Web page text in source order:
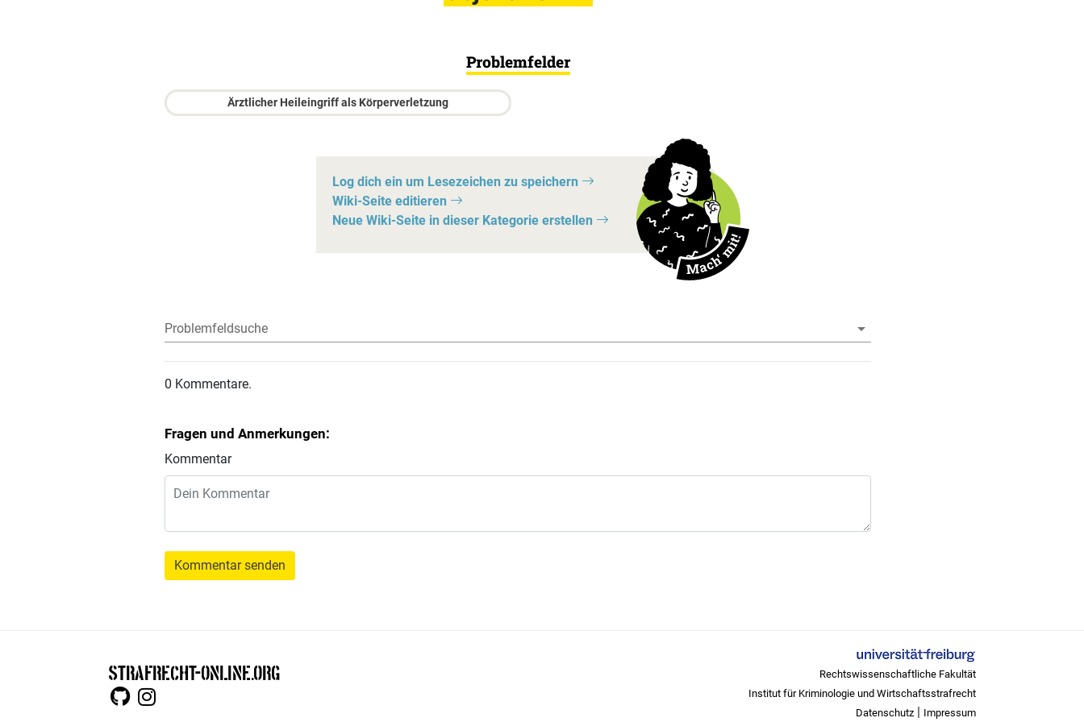
Problemfelder
Ärztlicher Heileingriff als Körperverletzung
Log dich ein um Lesezeichen zu speichern
Wiki-Seite editieren
Neue Wiki-Seite in dieser Kategorie erstellen
Problemfeldsuche
0 Kommentare.
Fragen und Anmerkungen:
Kommentar
Kommentar senden
STRAFRECHT-ONLINE.ORG
Rechtswissenschaftliche Fakultät
Institut für Kriminologie und Wirtschaftsstrafrecht
Datenschutz
Impressum